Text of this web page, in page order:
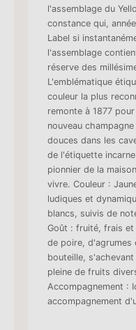
l'assemblage du
constance qui,
Label si
l'assemblage
réserve des
L'emblématique
couleur la plus
remonte à 1877
nouveau
douces dans les
de l'étiquette
pionnier de la
vivre. Couleur :
ludiques et
blancs, suivis de
Goût : fruité, frais et
de poire, d'agrumes
bouteille,
pleine de fruits
Accompagnement :
accompagnement